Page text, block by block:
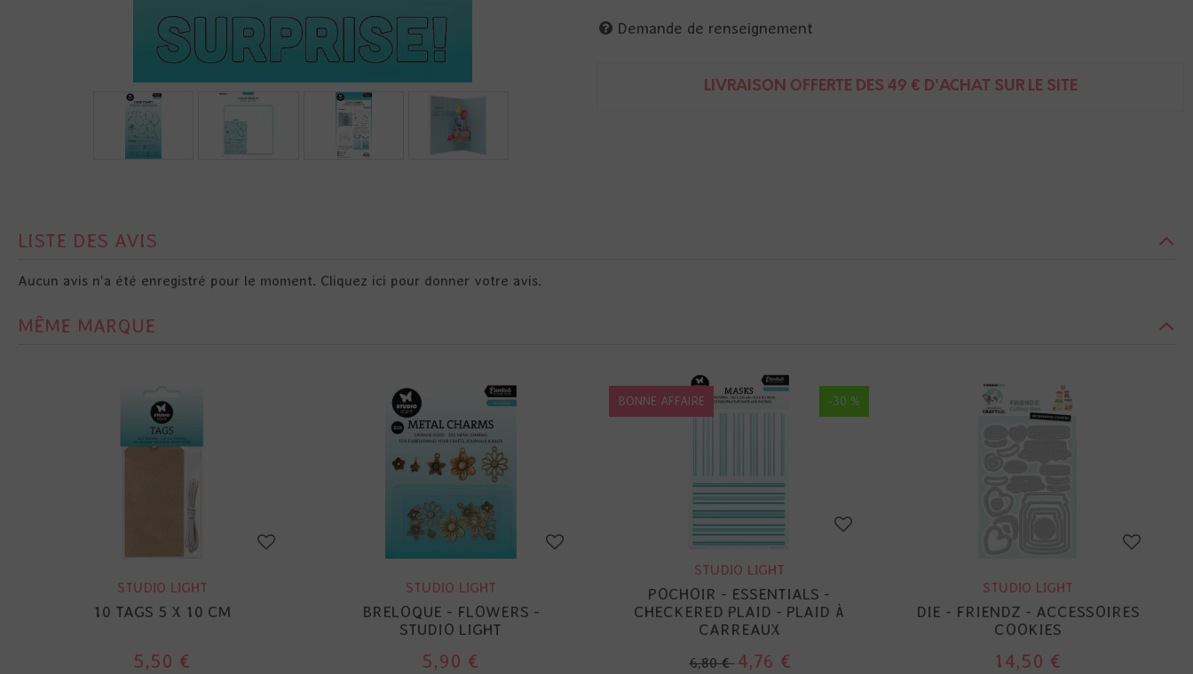
Demande de renseignement
LIVRAISON OFFERTE DÈS 49 € D'ACHAT SUR LE SITE
LISTE DES AVIS
Aucun avis n'a été enregistré pour le moment. Cliquez ici pour donner votre avis.
MÊME MARQUE
STUDIO LIGHT
10 TAGS 5 X 10 CM
5,50 €
STUDIO LIGHT
BRELOQUE - FLOWERS -
STUDIO LIGHT
5,90 €
BONNE AFFAIRE -30 %
STUDIO LIGHT
POCHOIR - ESSENTIALS -
CHECKERED PLAID - PLAID À
CARREAUX
6,80 € 4,76 €
STUDIO LIGHT
DIE - FRIENDZ - ACCESSOIRES
COOKIES
14,50 €